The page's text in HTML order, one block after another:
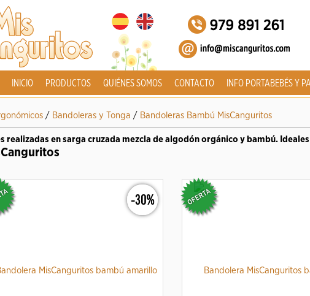
INICIO PRODUCTOS QUIÉNES SOMOS CONTACTO INFO PORTABEBÉS Y
/ Bandoleras y Tonga / Bandoleras Bambú MisCanguritos
realizadas en sarga cruzada mezcla de algodón orgánico y bambú.
-30%